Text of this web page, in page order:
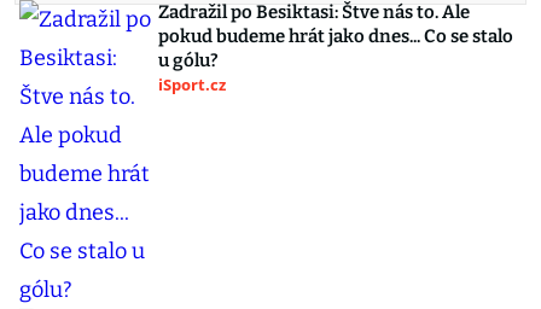
Zadražil po Besiktasi: Štve nás to. Ale
pokud budeme hrát jako dnes... Co se stalo
u gólu?
iSport.cz